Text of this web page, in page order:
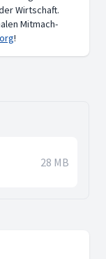
Wirtschaft.
Mitmach-
!
28 MB